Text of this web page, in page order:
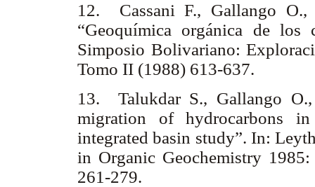
12. Cassani F., Gallango
“Geoquímica orgánica de los
Simposio Bolivariano:
Tomo II (1988) 613-637.
13. Talukdar S., Gallango
migration of hydrocarbons
integrated basin study”. In:
in Organic Geochemistry
261-279.